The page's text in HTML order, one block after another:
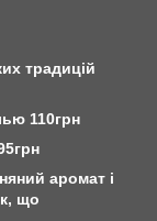
традицій
110грн
аромат і
що